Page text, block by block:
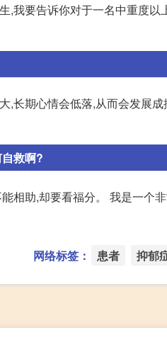
,我要告诉你对于一名中重度
,长期心情会低落,从而会发展
救啊?
相助,却要看福分。 我是一个
网络标签： 患者 抑郁